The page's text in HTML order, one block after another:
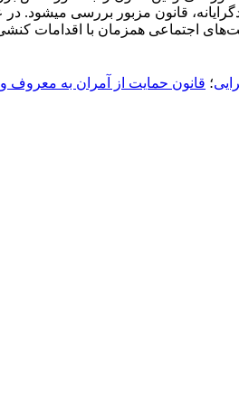
قانون مزبور بررسی می­شود.
اجتماعی همزمان با اقدامات
؛ قانون حمایت از آمران به معروف و